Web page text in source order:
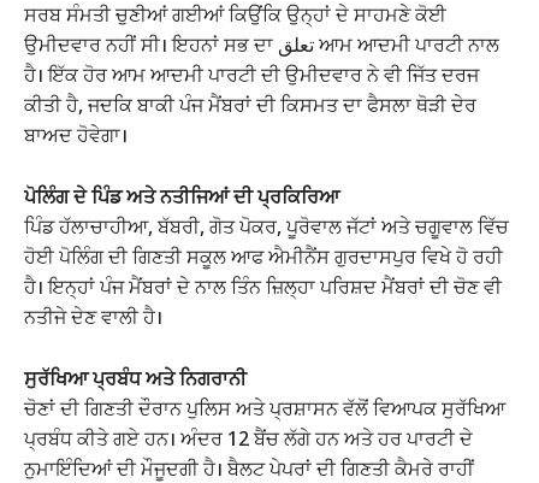
ਸਰਬ ਸੰਮਤੀ ਚੁਣੀਆਂ ਗਈਆਂ ਕਿਉਂਕਿ ਉਨ੍ਹਾਂ ਦੇ ਸਾਹਮਣੇ ਕੋਈ
ਉਮੀਦਵਾਰ ਨਹੀਂ ਸੀ। ਇਹਨਾਂ ਸਭ ਦਾ تعلق ਆਮ ਆਦਮੀ ਪਾਰਟੀ ਨਾਲ
ਹੈ। ਇੱਕ ਹੋਰ ਆਮ ਆਦਮੀ ਪਾਰਟੀ ਦੀ ਉਮੀਦਵਾਰ ਨੇ ਵੀ ਜਿੱਤ ਦਰਜ
ਕੀਤੀ ਹੈ, ਜਦਕਿ ਬਾਕੀ ਪੰਜ ਮੈਂਬਰਾਂ ਦੀ ਕਿਸਮਤ ਦਾ ਫੈਸਲਾ ਥੋੜੀ ਦੇਰ
ਬਾਅਦ ਹੋਵੇਗਾ।
ਪੋਲਿੰਗ ਦੇ ਪਿੰਡ ਅਤੇ ਨਤੀਜਿਆਂ ਦੀ ਪ੍ਰਕਿਰਿਆ
ਪਿੰਡ ਹੱਲਾਚਾਹੀਆ, ਬੱਬਰੀ, ਗੋਤ ਪੋਕਰ, ਪੂਰੋਵਾਲ ਜੱਟਾਂ ਅਤੇ ਚਗੂਵਾਲ ਵਿੱਚ
ਹੋਈ ਪੋਲਿੰਗ ਦੀ ਗਿਣਤੀ ਸਕੂਲ ਆਫ ਐਮੀਨੈਂਸ ਗੁਰਦਾਸਪੁਰ ਵਿਖੇ ਹੋ ਰਹੀ
ਹੈ। ਇਨ੍ਹਾਂ ਪੰਜ ਮੈਂਬਰਾਂ ਦੇ ਨਾਲ ਤਿੰਨ ਜ਼ਿਲ੍ਹਾ ਪਰਿਸ਼ਦ ਮੈਂਬਰਾਂ ਦੀ ਚੋਣ ਵੀ
ਨਤੀਜੇ ਦੇਣ ਵਾਲੀ ਹੈ।
ਸੁਰੱਖਿਆ ਪ੍ਰਬੰਧ ਅਤੇ ਨਿਗਰਾਨੀ
ਚੋਣਾਂ ਦੀ ਗਿਣਤੀ ਦੌਰਾਨ ਪੁਲਿਸ ਅਤੇ ਪ੍ਰਸ਼ਾਸਨ ਵੱਲੋਂ ਵਿਆਪਕ ਸੁਰੱਖਿਆ
ਪ੍ਰਬੰਧ ਕੀਤੇ ਗਏ ਹਨ। ਅੰਦਰ 12 ਬੈਂਚ ਲੱਗੇ ਹਨ ਅਤੇ ਹਰ ਪਾਰਟੀ ਦੇ
ਨੁਮਾਇੰਦਿਆਂ ਦੀ ਮੌਜੂਦਗੀ ਹੈ। ਬੈਲਟ ਪੇਪਰਾਂ ਦੀ ਗਿਣਤੀ ਕੈਮਰੇ ਰਾਹੀਂ